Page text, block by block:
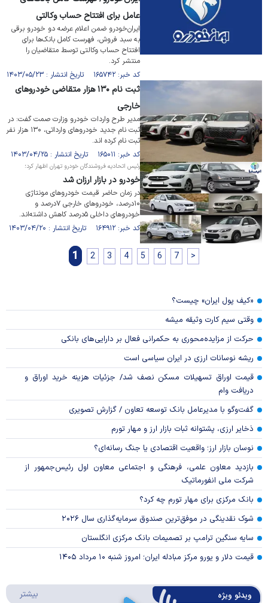
عامل برای افتتاح حساب وکالتی
ایران‌خودرو ضمن اعلام عرضه دو خودرو برقی
به سبد فروش، فهرست کامل بانک‌ها برای
افتتاح حساب وکالتی توسط متقاضیان را
منتشر کرد.
کد خبر: ۱۶۵۷۴۲ تاریخ انتشار : ۱۴۰۳/۰۵/۲۳
ثبت نام ۱۳۰ هزار متقاضی خودرو‌های
خارجی
مدیر طرح واردات خودرو وزارت صمت گفت: در
ثبت نام جدید خودرو‌های وارداتی، ۱۳۰ هزار نفر
ثبت نام کرده اند.
کد خبر: ۱۶۵۰۱۱ تاریخ انتشار : ۱۴۰۳/۰۴/۲۵
رئیس اتحادیه فروشندگان خودرو تهران اظهار کرد؛
خودرو در بازار ارزان شد
در زمان حاضر قیمت خودرو‌های مونتاژی
۱۰درصد، خودرو‌های خارجی ۷درصد و
خودرو‌های داخلی ۵درصد کاهش داشته‌اند.
کد خبر: ۱۶۴۹۱۲ تاریخ انتشار : ۱۴۰۳/۰۴/۲۰
1 2 3 4 5 6 7 >
«کیف پول ایران» چیست؟
وقتی سیم کارت وثیقه میشه
حرکت از مزایده‌محوری به حکمرانی فعال بر دارایی‌های بانکی
ریشه نوسانات ارزی در ایران سیاسی است
قیمت اوراق تسهیلات مسکن نصف شد/ جزئیات هزینه خرید اوراق و
دریافت وام
گفت‌وگو با مدیرعامل بانک توسعه تعاون / گزارش تصویری
ذخایر ارزی، پشتوانه ثبات بازار ارز و مهار تورم
نوسان بازار ارز؛ واقعیت اقتصادی یا جنگ رسانه‌ای؟
بازدید معاون علمی، فرهنگی و اجتماعی معاون اول رئیس‌جمهور از
شرکت ملی انفورماتیک
بانک مرکزی برای مهار تورم چه کرد؟
شوک نقدینگی در موفق‌ترین صندوق سرمایه‌گذاری سال ۲۰۲۶
سایه سنگین ترامپ بر تصمیمات بانک مرکزی انگلستان
قیمت دلار و یورو مرکز مبادله ایران؛ امروز شنبه ۱۰ مرداد ۱۴۰۵
ویدئو ویژه بیشتر